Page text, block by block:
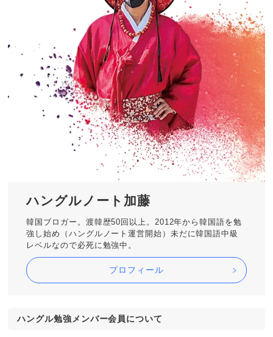
ハングルノート加藤
韓国ブロガー。渡韓歴50回以上。2012年から韓国語を勉
強し始め（ハングルノート運営開始）未だに韓国語中級
レベルなので必死に勉強中。
プロフィール
ハングル勉強メンバー会員について